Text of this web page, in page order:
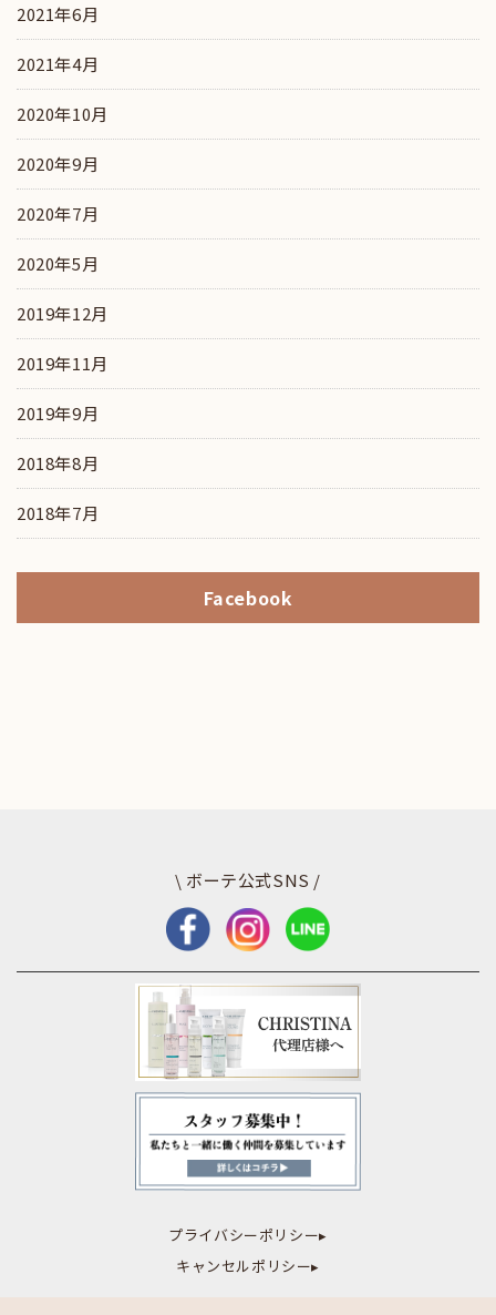
2021年6月
2021年4月
2020年10月
2020年9月
2020年7月
2020年5月
2019年12月
2019年11月
2019年9月
2018年8月
2018年7月
Facebook
\ ボーテ公式SNS /
プライバシーポリシー▸
キャンセルポリシー▸